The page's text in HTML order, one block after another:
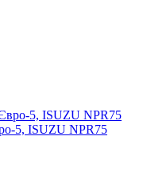
5, ISUZU NPR75